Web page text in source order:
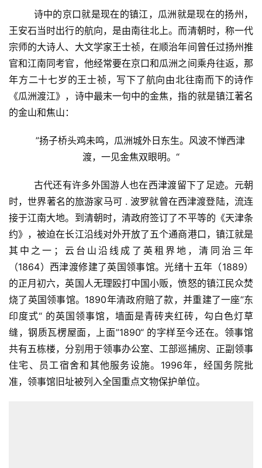
诗中的京口就是现在的镇江，瓜洲就是现在的扬州，
王安石当时出行的航向，是由南往北上。而清朝时，称一代
宗师的大诗人、大文学家王士祯，在顺治年间曾任过扬州推
官和江南同考官，他经常要在京口和瓜洲之间乘舟往返，那
年方二十七岁的王士祯，写下了航向由北往南而下的诗作
《瓜洲渡江》，诗中最末一句中的金焦，指的就是镇江著名
的金山和焦山：
”扬子桥头鸡未鸣，瓜洲城外日东生。风波不惮西津
渡，一见金焦双眼明。“
古代还有许多外国游人也在西津渡留下了足迹。元朝
时，世界著名的旅游家马可 . 波罗就曾在西津渡登陆，流连
接于江南大地。到清朝时，清政府签订了不平等的《天津条
约》，被迫在长江沿线对外开放了五个通商港口，镇江就是
其中之一；云台山沿线成了英租界地，清同治三年
（1864）西津渡修建了英国领事馆。光绪十五年（1889）
的正月初六，英国人无理殴打中国小贩，愤怒的镇江民众焚
烧了英国领事馆。1890年清政府赔了款，并重建了一座”东
印度式“ 的英国领事馆，墙面是青砖夹红砖，勾白色灯草
缝，钢质瓦楞屋面，上面”1890“ 的字样至今还在。领事馆
共有五栋楼，分别用于领事办公室、工部巡捕房、正副领事
住宅、员工宿舍和其他服务设施。1996年，经国务院批
准，领事馆旧址被列入全国重点文物保护单位。